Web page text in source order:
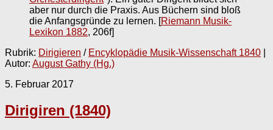
aber nur durch die Praxis. Aus Büchern sind bloß
die Anfangsgründe zu lernen. [Riemann Musik-
Lexikon 1882, 206f]
Rubrik: Dirigieren / Encyklopädie Musik-Wissenschaft 1840
Autor: August Gathy (Hg.)
5. Februar 2017
Dirigiren (1840)